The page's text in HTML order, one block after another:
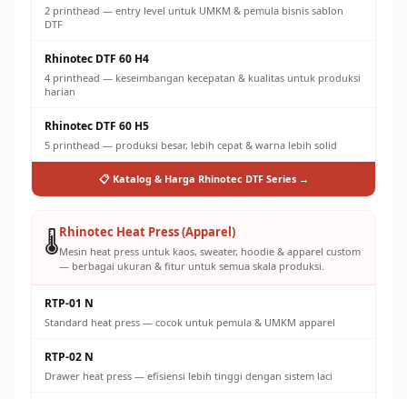
2 printhead — entry level untuk UMKM & pemula bisnis sablon
DTF
Rhinotec DTF 60 H4
4 printhead — keseimbangan kecepatan & kualitas untuk produksi
harian
Rhinotec DTF 60 H5
5 printhead — produksi besar, lebih cepat & warna lebih solid
📋 Katalog & Harga Rhinotec DTF Series →
🌡️Rhinotec Heat Press (Apparel)
Mesin heat press untuk kaos, sweater, hoodie & apparel custom
— berbagai ukuran & fitur untuk semua skala produksi.
RTP-01 N
Standard heat press — cocok untuk pemula & UMKM apparel
RTP-02 N
Drawer heat press — efisiensi lebih tinggi dengan sistem laci